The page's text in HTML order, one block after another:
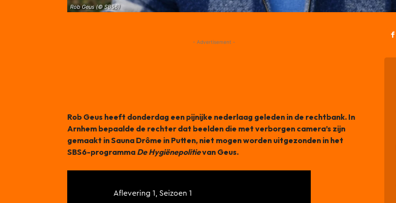
Rob Geus (© SBS6)
- Advertisement -
Rob Geus heeft donderdag een pijnijke nederlaag geleden in de rechtbank. In
Arnhem bepaalde de rechter dat beelden die met verborgen camera’s zijn
gemaakt in Sauna Drôme in Putten, niet mogen worden uitgezonden in het
SBS6-programma De Hygiënepolitievan Geus.